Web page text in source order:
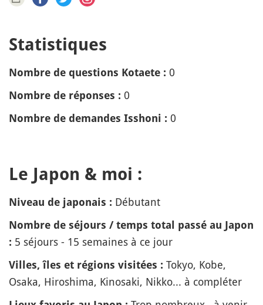
Statistiques
Nombre de questions Kotaete : 0
Nombre de réponses : 0
Nombre de demandes Isshoni : 0
Le Japon & moi :
Niveau de japonais : Débutant
Nombre de séjours / temps total passé au Japon
: 5 séjours - 15 semaines à ce jour
Villes, îles et régions visitées : Tokyo, Kobe,
Osaka, Hiroshima, Kinosaki, Nikko... à compléter